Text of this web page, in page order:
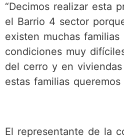
“Decimos realizar esta
el Barrio 4 sector
existen muchas
condiciones muy
del cerro y en
estas familias queremos
El representante de la